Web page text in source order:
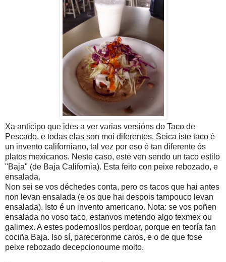
Xa anticipo que ides a ver varias versións do Taco de
Pescado, e todas elas son moi diferentes. Seica iste taco é
un invento californiano, tal vez por eso é tan diferente ós
platos mexicanos. Neste caso, este ven sendo un taco estilo
"Baja" (de Baja California). Esta feito con peixe rebozado, e
ensalada.
Non sei se vos déchedes conta, pero os tacos que hai antes
non levan ensalada (e os que hai despois tampouco levan
ensalada). Isto é un invento americano. Nota: se vos poñen
ensalada no voso taco, estanvos metendo algo texmex ou
galimex. A estes podemosllos perdoar, porque en teoría fan
cociña Baja. Iso sí, pareceronme caros, e o de que fose
peixe rebozado decepcionoume moito.